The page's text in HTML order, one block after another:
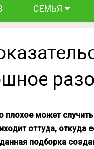
СЕМЬЯ
плохое может
оттуда, откуда
подборка